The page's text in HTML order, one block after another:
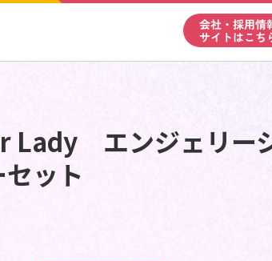
会社・採用情
サイトはこち
Lady エンジェリー
ット